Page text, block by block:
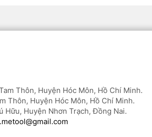
Thôn, Huyện Hóc Môn, Hồ Chí Minh.
Thôn, Huyện Hóc Môn, Hồ Chí Minh.
Hữu, Huyện Nhơn Trạch, Đồng Nai.